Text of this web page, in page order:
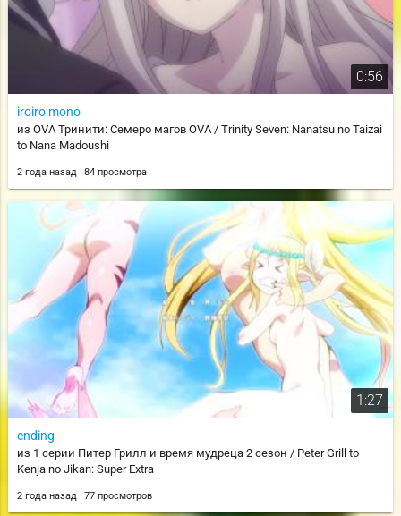
0:56
iroiro mono
из OVA Тринити: Семеро магов OVA / Trinity Seven: Nanatsu no Taizai
to Nana Madoushi
2 года назад 84 просмотра
1:27
ending
из 1 серии Питер Грилл и время мудреца 2 сезон / Peter Grill to
Kenja no Jikan: Super Extra
2 года назад 77 просмотров